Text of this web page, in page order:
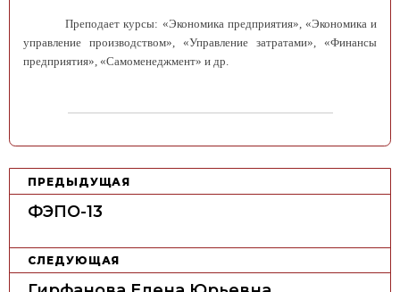
Преподает курсы: «Экономика предприятия», «Экономика и
управление производством», «Управление затратами», «Финансы
предприятия», «Самоменеджмент» и др.
Н
и
г
ПРЕДЫДУЩАЯ
ФЭПО-13
СЛЕДУЮЩАЯ